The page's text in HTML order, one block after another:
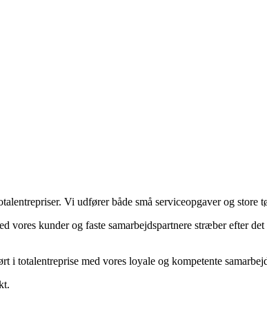
Vi udfører både små serviceopgaver og store
kunder og faste samarbejdspartnere stræber efter
i totalentreprise med vores loyale og kompetente